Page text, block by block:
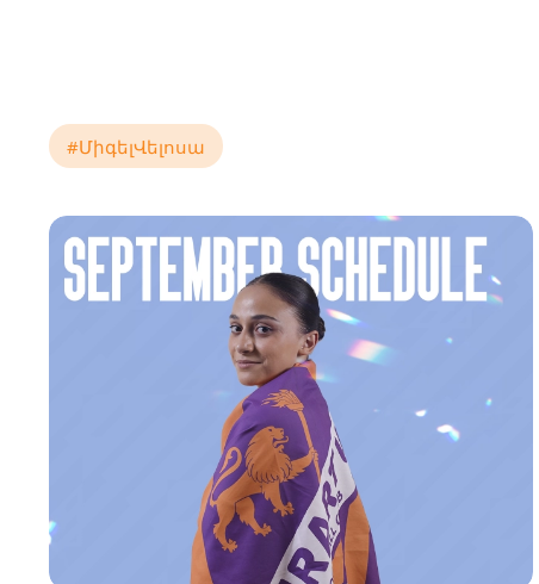
#ՄիգելՎելոսա